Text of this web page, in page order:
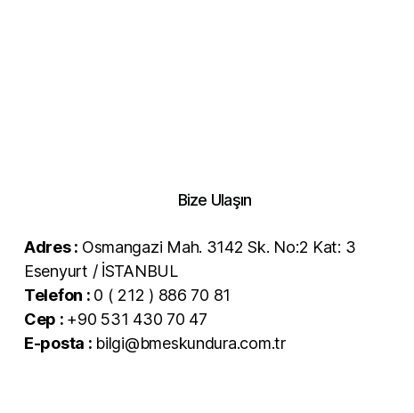
Bize Ulaşın
Adres : Osmangazi Mah. 3142 Sk. No:2 Kat: 3
Esenyurt / İSTANBUL
Telefon : 0 ( 212 ) 886 70 81
Cep : +90 531 430 70 47
E-posta : bilgi@bmeskundura.com.tr